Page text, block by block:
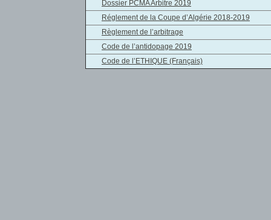
Dossier PCMA Arbitre 2019
Réglement de la Coupe d’Algérie 2018-2019
Règlement de l’arbitrage
Code de l’antidopage 2019
Code de l’ETHIQUE (Français)